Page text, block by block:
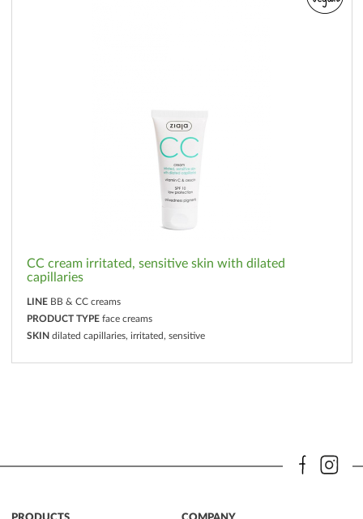
CC cream irritated, sensitive skin with dilated
capillaries
LINE BB & CC creams
PRODUCT TYPE face creams
SKIN dilated capillaries, irritated, sensitive